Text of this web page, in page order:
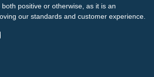
positive or otherwise, as it is an
our standards and customer experience.